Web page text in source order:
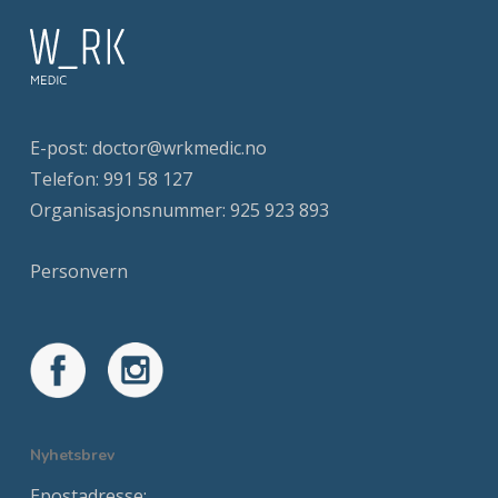
E-post: doctor@wrkmedic.no
Telefon: 991 58 127
Organisasjonsnummer: 925 923 893
Personvern
Nyhetsbrev